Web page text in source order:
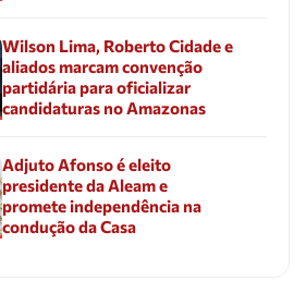
Wilson Lima, Roberto Cidade e
aliados marcam convenção
partidária para oficializar
candidaturas no Amazonas
Adjuto Afonso é eleito
presidente da Aleam e
promete independência na
condução da Casa